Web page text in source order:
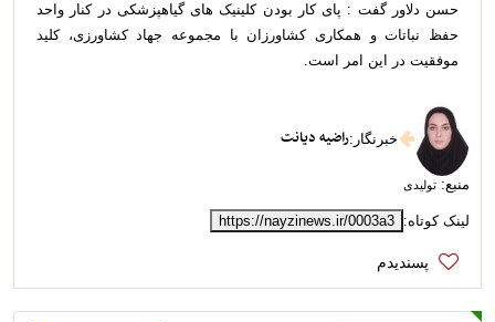
حسن دلاور گفت : پای کار بودن کلینیک های گیاهپزشکی در کنار واحد
حفظ نباتات و همکاری کشاورزان با مجموعه جهاد کشاورزی، کلید
موفقیت در این امر است.
خبرنگار :راضیه دیانت
منبع: تولیدی
لینک کوتاه: https://nayzinews.ir/0003a3